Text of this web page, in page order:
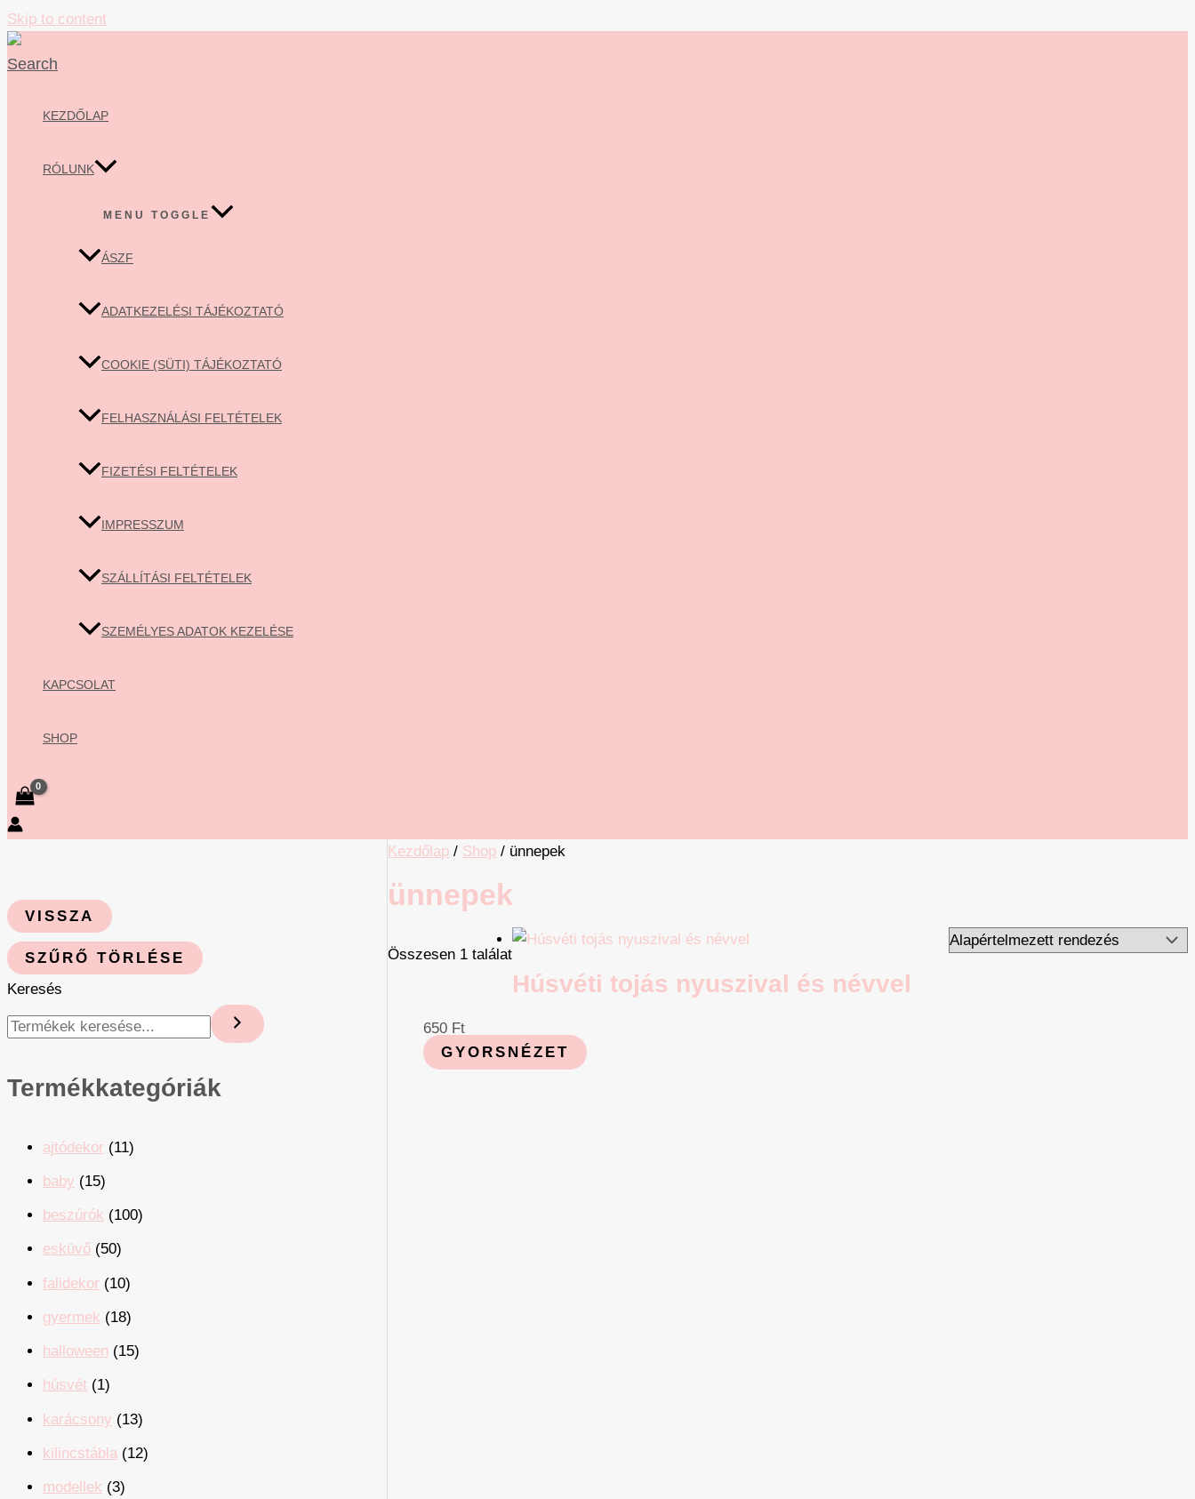
Skip to content
Search
KEZDŐLAP
RÓLUNK
MENU TOGGLE
ÁSZF
ADATKEZELÉSI TÁJÉKOZTATÓ
COOKIE (SÜTI) TÁJÉKOZTATÓ
FELHASZNÁLÁSI FELTÉTELEK
FIZETÉSI FELTÉTELEK
IMPRESSZUM
SZÁLLÍTÁSI FELTÉTELEK
SZEMÉLYES ADATOK KEZELÉSE
KAPCSOLAT
SHOP
VISSZA
SZŰRŐ TÖRLÉSE
Keresés
Termékkategóriák
ajtódekor (11)
baby (15)
beszúrók (100)
esküvő (50)
falidekor (10)
gyermek (18)
halloween (15)
húsvét (1)
karácsony (13)
kilincstábla (12)
modellek (3)
Kezdőlap / Shop / ünnepek
ünnepek
Összesen 1 találat
Húsvéti tojás nyuszival és névvel
650 Ft
GYORSNÉZET